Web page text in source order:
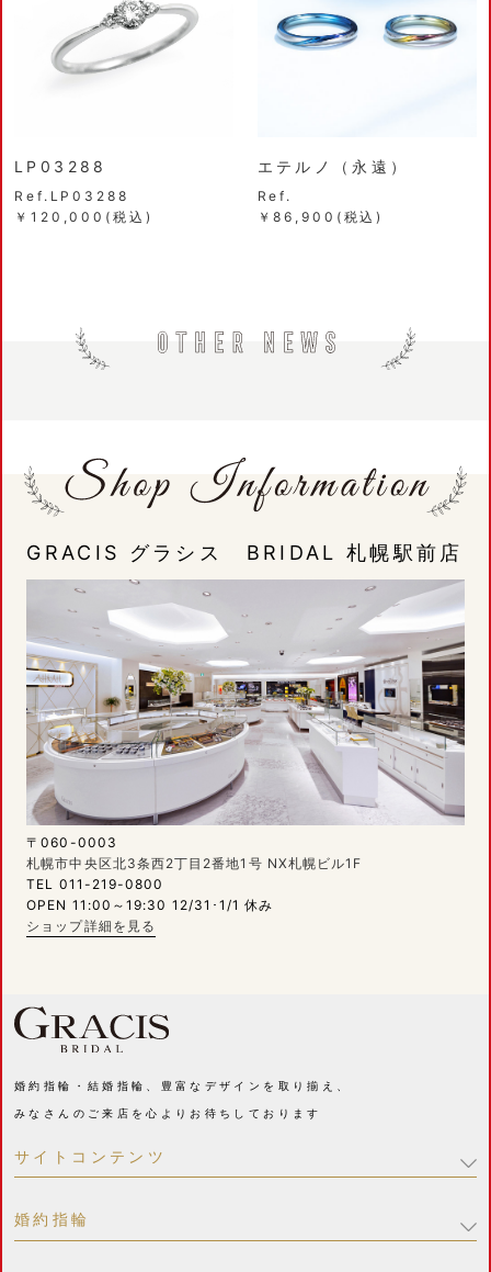
LP03288
Ref.LP03288
￥120,000(税込)
エテルノ（永遠）
Ref.
￥86,900(税込)
GRACIS グラシス BRIDAL 札幌駅前店
〒060-0003
札幌市中央区北3条西2丁目2番地1号 NX札幌ビル1F
TEL 011-219-0800
OPEN 11:00～19:30 12/31･1/1 休み
ショップ詳細を見る
婚約指輪・結婚指輪、豊富なデザインを取り揃え、
みなさんのご来店を心よりお待ちしております
サイトコンテンツ
婚約指輪